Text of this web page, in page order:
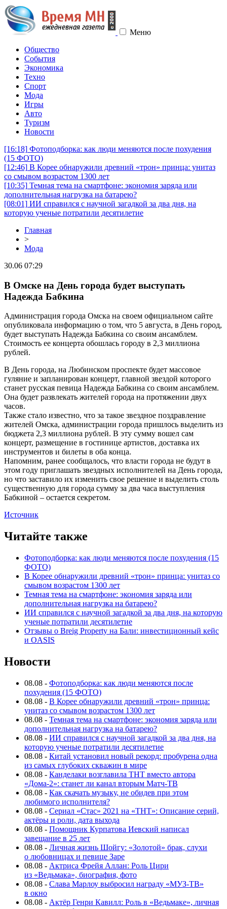
Меню
Общество
События
Экономика
Техно
Спорт
Мода
Игры
Авто
Туризм
Новости
[16:18] Фотоподборка: как люди меняются после похудения
(15 ФОТО)
[12:46] В Корее обнаружили древний «трон» принца: унитаз
со смывом возрастом 1300 лет
[10:35] Темная тема на смартфоне: экономия заряда или
дополнительная нагрузка на батарею?
[08:01] ИИ справился с научной загадкой за два дня, на
которую ученые потратили десятилетие
Главная
>
Мода
30.06 07:29
В Омске на День города будет выступать
Надежда Бабкина
Администрация города Омска на своем официальном сайте
опубликовала информацию о том, что 5 августа, в День город,
будет выступать Надежда Бабкина со своим ансамблем.
Стоимость ее концерта обошлась городу в 2,3 миллиона
рублей.
В День города, на Любинском проспекте будет массовое
гуляние и запланирован концерт, главной звездой которого
станет русская певица Надежда Бабкина со своим ансамблем.
Она будет развлекать жителей города на протяжении двух
часов.
Также стало известно, что за такое звездное поздравление
жителей Омска, администрации города пришлось выделить из
бюджета 2,3 миллиона рублей. В эту сумму вошел сам
концерт, размещение в гостинице артистов, доставка их
инструментов и билеты в оба конца.
Напомним, ранее сообщалось, что власти города не будут в
этом году приглашать звездных исполнителей на День города,
но что заставило их изменить свое решение и выделить столь
существенную для города сумму за два часа выступления
Бабкиной – остается секретом.
Источник
Читайте также
Фотоподборка: как люди меняются после похудения (15
ФОТО)
В Корее обнаружили древний «трон» принца: унитаз со
смывом возрастом 1300 лет
Темная тема на смартфоне: экономия заряда или
дополнительная нагрузка на батарею?
ИИ справился с научной загадкой за два дня, на которую
ученые потратили десятилетие
Отзывы о Breig Property на Бали: инвестиционный кейс
и OASIS
Новости
08.08 - Фотоподборка: как люди меняются после
похудения (15 ФОТО)
08.08 - В Корее обнаружили древний «трон» принца:
унитаз со смывом возрастом 1300 лет
08.08 - Темная тема на смартфоне: экономия заряда или
дополнительная нагрузка на батарею?
08.08 - ИИ справился с научной загадкой за два дня, на
которую ученые потратили десятилетие
08.08 - Китай установил новый рекорд: пробурена одна
из самых глубоких скважин в мире
08.08 - Канделаки возглавила ТНТ вместо автора
«Дома-2»: станет ли канал вторым Матч-ТВ
08.08 - Как скачать музыку, не обидев при этом
любимого исполнителя?
08.08 - Сериал «Стас» 2021 на «ТНТ»: Описание серий,
актёры и роли, дата выхода
08.08 - Помощник Курпатова Иевский написал
завещание в 25 лет
08.08 - Личная жизнь Шойгу: «Золотой» брак, слухи
о любовницах и певице Заре
08.08 - Актриса Фрейя Аллан: Роль Цири
из «Ведьмака», биография, фото
08.08 - Слава Марлоу выбросил награду «МУЗ-ТВ»
в окно
08.08 - Актёр Генри Кавилл: Роль в «Ведьмаке», личная